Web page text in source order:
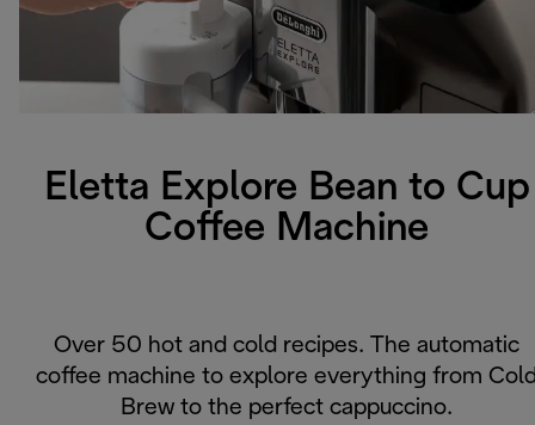
Eletta Explore Bean to Cup
Coffee Machine
Over 50 hot and cold recipes. The automatic
coffee machine to explore everything from
Brew to the perfect cappuccino.